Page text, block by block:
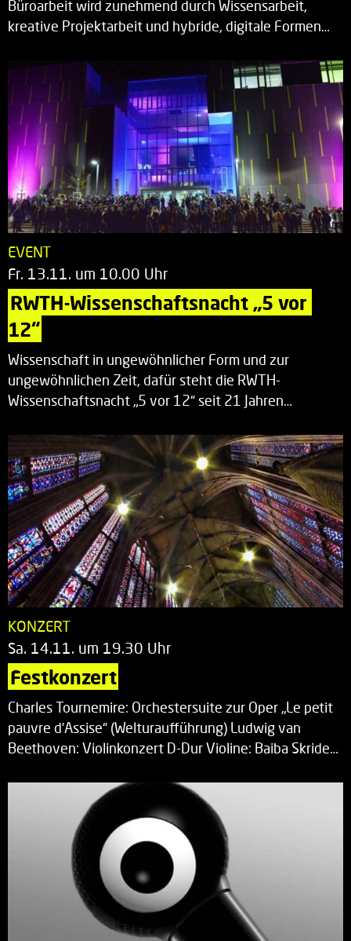
Büroarbeit wird zunehmend durch Wissensarbeit,
kreative Projektarbeit und hybride, digitale Formen…
EVENT
Fr. 13.11. um 10.00 Uhr
RWTH-Wissenschaftsnacht „5 vor
12“
Wissenschaft in ungewöhnlicher Form und zur
ungewöhnlichen Zeit, dafür steht die RWTH-
Wissenschaftsnacht „5 vor 12“ seit 21 Jahren…
KONZERT
Sa. 14.11. um 19.30 Uhr
Festkonzert
Charles Tournemire: Orchestersuite zur Oper „Le petit
pauvre d’Assise“ (Welturaufführung) Ludwig van
Beethoven: Violinkonzert D-Dur Violine: Baiba Skride…